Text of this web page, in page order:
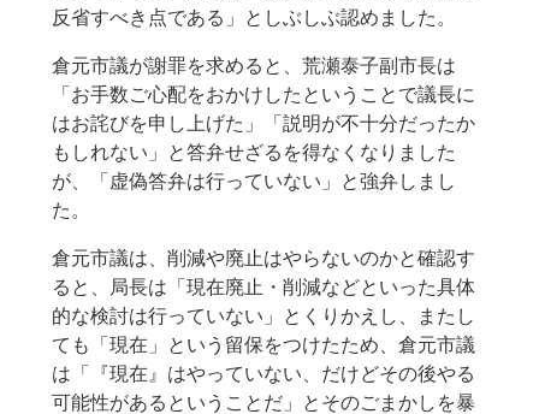
反省すべき点である」としぶしぶ認めました。
倉元市議が謝罪を求めると、荒瀬泰子副市長は
「お手数ご心配をおかけしたということで議長に
はお詫びを申し上げた」「説明が不十分だったか
もしれない」と答弁せざるを得なくなりました
が、「虚偽答弁は行っていない」と強弁しまし
た。
倉元市議は、削減や廃止はやらないのかと確認す
ると、局長は「現在廃止・削減などといった具体
的な検討は行っていない」とくりかえし、またし
ても「現在」という留保をつけたため、倉元市議
は「『現在』はやっていない、だけどその後やる
可能性があるということだ」とそのごまかしを暴